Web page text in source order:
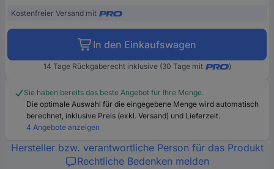
Kostenfreier Versand mit
In den Einkaufswagen
14 Tage Rückgaberecht inklusive (30 Tage mit )
Sie haben bereits das beste Angebot für Ihre Menge.
Die optimale Auswahl für die eingegebene Menge wird automatisch
berechnet, inklusive Preis (exkl. Versand) und Lieferzeit.
4 Angebote anzeigen
Hersteller bzw. verantwortliche Person für das Produkt
Rechtliche Bedenken melden